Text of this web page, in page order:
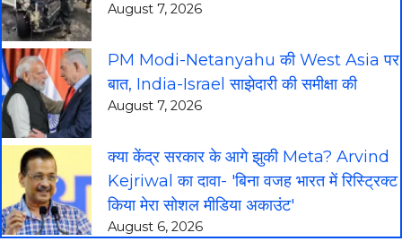
August 7, 2026
PM Modi-Netanyahu की West Asia पर
बात, India-Israel साझेदारी की समीक्षा की
August 7, 2026
क्या केंद्र सरकार के आगे झुकी Meta? Arvind
Kejriwal का दावा- 'बिना वजह भारत में रिस्ट्रिक्ट
किया मेरा सोशल मीडिया अकाउंट'
August 6, 2026